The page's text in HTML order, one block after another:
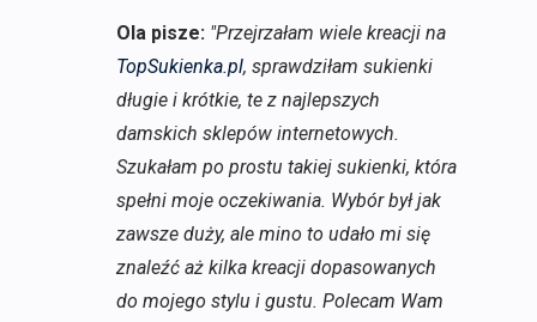
Ola pisze: "Przejrzałam wiele kreacji na
TopSukienka.pl, sprawdziłam sukienki
długie i krótkie, te z najlepszych
damskich sklepów internetowych.
Szukałam po prostu takiej sukienki, która
spełni moje oczekiwania. Wybór był jak
zawsze duży, ale mino to udało mi się
znaleźć aż kilka kreacji dopasowanych
do mojego stylu i gustu. Polecam Wam